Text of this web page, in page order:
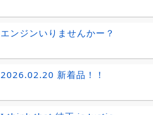
エンジンいりませんかー？
2026.02.20 新着品！！